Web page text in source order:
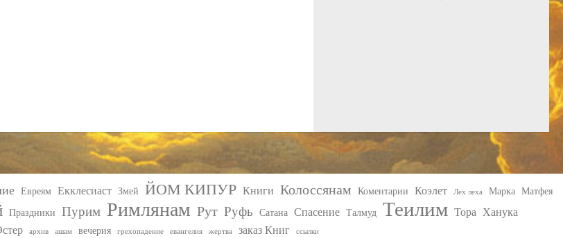
Евреям Екклесиаст Змей ЙОМ КИПУР Книги Колоссянам Коментарии Коэлет Лех леха Марка Матфея
Праздники Пурим Римлянам Рут Руфь Сатана Спасение Талмуд Теилим Тора Ханука
архив ашам вечерия грехопадение евангелия жертва заказ Книг ссылки